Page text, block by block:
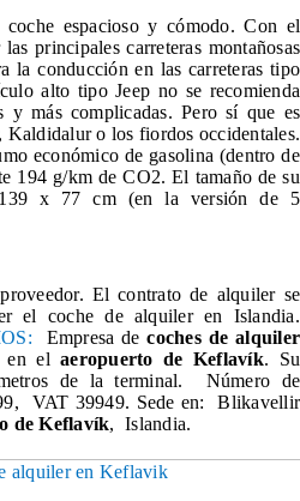
espacioso y cómodo. Con el
principales carreteras montañosas
la conducción en las carreteras tipo
alto tipo Jeep no se recomienda
más complicadas. Pero sí que es
o los fiordos occidentales.
económico de gasolina (dentro de
194 g/km de CO2. El tamaño de su
x 77 cm (en la versión de 5
. El contrato de alquiler se
el coche de alquiler en Islandia.
Empresa decoches de alquiler
en elaeropuerto de Keflavík. Su
de la terminal. Número de
VAT 39949. Sede en: Blikavellir
de Keflavík, Islandia.